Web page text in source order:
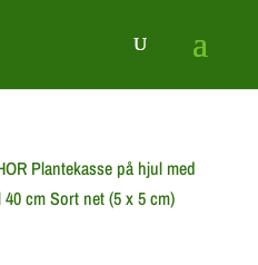
Plantekasse på hjul med
cm Sort net (5 x 5 cm)